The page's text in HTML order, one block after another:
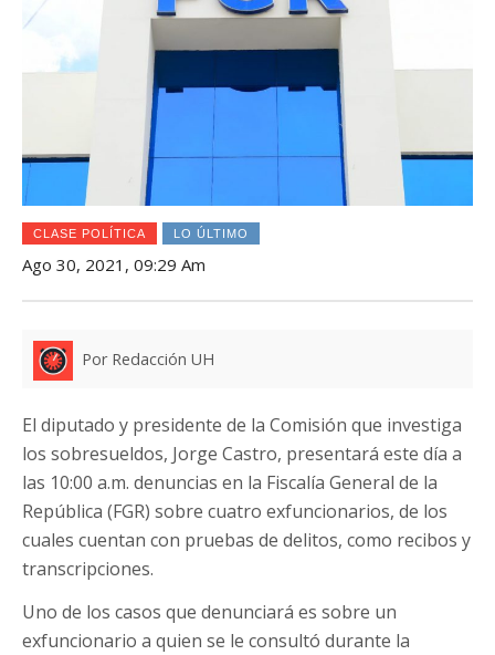
CLASE POLÍTICA LO ÚLTIMO
Ago 30, 2021, 09:29 Am
Por Redacción UH
El diputado y presidente de la Comisión que investiga
los sobresueldos, Jorge Castro, presentará este día a
las 10:00 a.m. denuncias en la Fiscalía General de la
República (FGR) sobre cuatro exfuncionarios, de los
cuales cuentan con pruebas de delitos, como recibos y
transcripciones.
Uno de los casos que denunciará es sobre un
exfuncionario a quien se le consultó durante la